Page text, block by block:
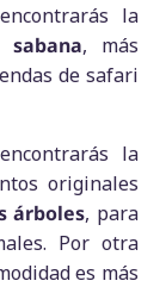
la
, más
de safari
la
originales
árboles, para
Por otra
es más